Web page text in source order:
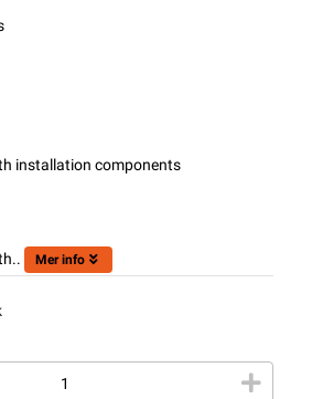
installation components
Mer info